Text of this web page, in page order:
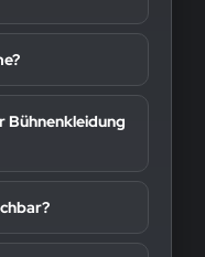
Bühnenkleidung